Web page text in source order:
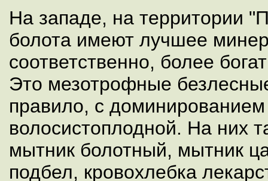
На западе, на территории
болота имеют лучшее
соответственно, более
Это мезотрофные
правило, с доминированием
волосистоплодной. На них
мытник болотный, мытник
подбел, кровохлебка